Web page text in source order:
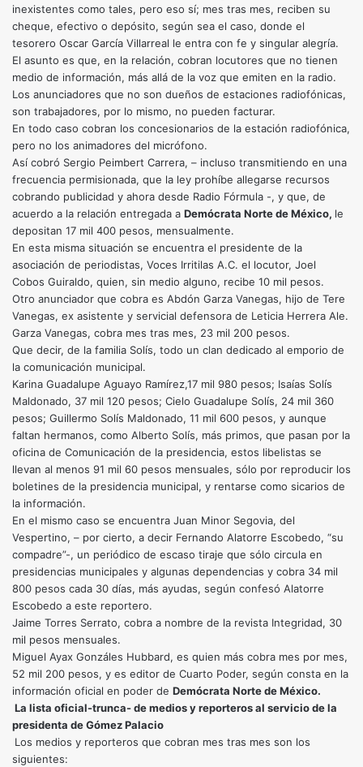
inexistentes como tales, pero eso sí; mes tras mes, reciben su
cheque, efectivo o depósito, según sea el caso, donde el
tesorero Oscar García Villarreal le entra con fe y singular alegría.
El asunto es que, en la relación, cobran locutores que no tienen
medio de información, más allá de la voz que emiten en la radio.
Los anunciadores que no son dueños de estaciones radiofónicas,
son trabajadores, por lo mismo, no pueden facturar.
En todo caso cobran los concesionarios de la estación radiofónica,
pero no los animadores del micrófono.
Así cobró Sergio Peimbert Carrera, – incluso transmitiendo en una
frecuencia permisionada, que la ley prohíbe allegarse recursos
cobrando publicidad y ahora desde Radio Fórmula -, y que, de
acuerdo a la relación entregada a Demócrata Norte de México, le
depositan 17 mil 400 pesos, mensualmente.
En esta misma situación se encuentra el presidente de la
asociación de periodistas, Voces Irritilas A.C. el locutor, Joel
Cobos Guiraldo, quien, sin medio alguno, recibe 10 mil pesos.
Otro anunciador que cobra es Abdón Garza Vanegas, hijo de Tere
Vanegas, ex asistente y servicial defensora de Leticia Herrera Ale.
Garza Vanegas, cobra mes tras mes, 23 mil 200 pesos.
Que decir, de la familia Solís, todo un clan dedicado al emporio de
la comunicación municipal.
Karina Guadalupe Aguayo Ramírez,17 mil 980 pesos; Isaías Solís
Maldonado, 37 mil 120 pesos; Cielo Guadalupe Solís, 24 mil 360
pesos; Guillermo Solís Maldonado, 11 mil 600 pesos, y aunque
faltan hermanos, como Alberto Solís, más primos, que pasan por la
oficina de Comunicación de la presidencia, estos libelistas se
llevan al menos 91 mil 60 pesos mensuales, sólo por reproducir los
boletines de la presidencia municipal, y rentarse como sicarios de
la información.
En el mismo caso se encuentra Juan Minor Segovia, del
Vespertino, – por cierto, a decir Fernando Alatorre Escobedo, “su
compadre”-, un periódico de escaso tiraje que sólo circula en
presidencias municipales y algunas dependencias y cobra 34 mil
800 pesos cada 30 días, más ayudas, según confesó Alatorre
Escobedo a este reportero.
Jaime Torres Serrato, cobra a nombre de la revista Integridad, 30
mil pesos mensuales.
Miguel Ayax Gonzáles Hubbard, es quien más cobra mes por mes,
52 mil 200 pesos, y es editor de Cuarto Poder, según consta en la
información oficial en poder de Demócrata Norte de México.
La lista oficial-trunca- de medios y reporteros al servicio de la
presidenta de Gómez Palacio
Los medios y reporteros que cobran mes tras mes son los
siguientes: